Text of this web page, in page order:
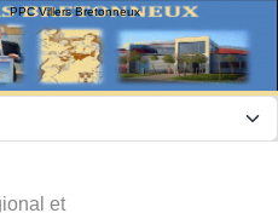
PPC Villers Bretonneux
et